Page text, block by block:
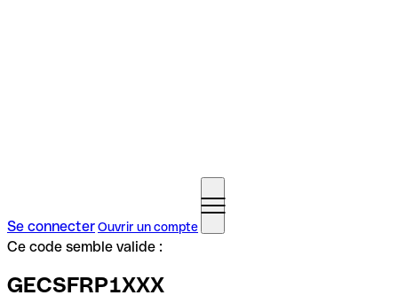
Se connecterOuvrir un compte
Ce code semble valide :
GECSFRP1XXX